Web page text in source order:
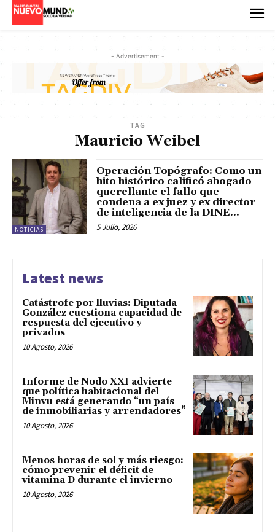
- Advertisement -
TAG
Mauricio Weibel
NOTICIAS
Operación Topógrafo: Como un
hito histórico calificó abogado
querellante el fallo que
condena a ex juez y ex director
de inteligencia de la DINE...
5 Julio, 2026
Latest news
Catástrofe por lluvias: Diputada
González cuestiona capacidad de
respuesta del ejecutivo y
privados
10 Agosto, 2026
Informe de Nodo XXI advierte
que política habitacional del
Minvu está generando “un país
de inmobiliarias y arrendadores”
10 Agosto, 2026
Menos horas de sol y más riesgo:
cómo prevenir el déficit de
vitamina D durante el invierno
10 Agosto, 2026